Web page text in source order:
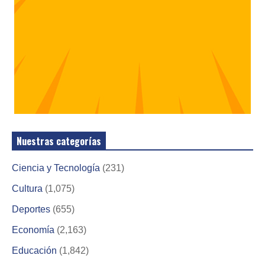
Nuestras categorías
Ciencia y Tecnología (231)
Cultura (1,075)
Deportes (655)
Economía (2,163)
Educación (1,842)